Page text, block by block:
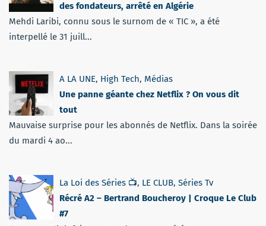
des fondateurs, arrêté en Algérie
Mehdi Laribi, connu sous le surnom de « TIC », a été
interpellé le 31 juill...
A LA UNE, High Tech, Médias
Une panne géante chez Netflix ? On vous dit
tout
Mauvaise surprise pour les abonnés de Netflix. Dans la soirée
du mardi 4 ao...
La Loi des Séries 📺, LE CLUB, Séries Tv
Récré A2 – Bertrand Boucheroy | Croque Le Club
#7